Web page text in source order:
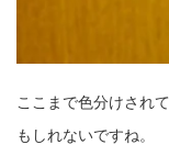
ここまで色分けされ
もしれないですね。